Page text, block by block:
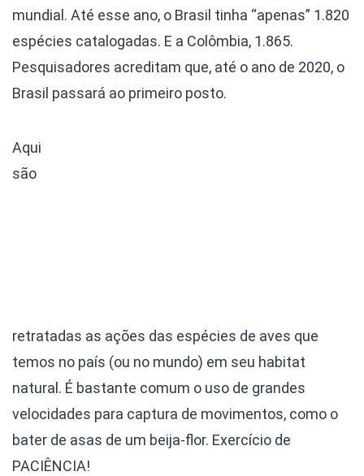
mundial. Até esse ano, o Brasil tinha “apenas” 1.820
espécies catalogadas. E a Colômbia, 1.865.
Pesquisadores acreditam que, até o ano de 2020, o
Brasil passará ao primeiro posto.
Aqui
são
retratadas as ações das espécies de aves que
temos no país (ou no mundo) em seu habitat
natural. É bastante comum o uso de grandes
velocidades para captura de movimentos, como o
bater de asas de um beija-flor. Exercício de
PACIÊNCIA!